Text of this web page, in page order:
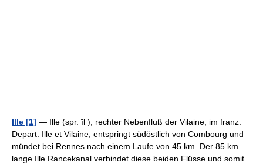
Ille [1] — Ille (spr. īl ), rechter Nebenfluß der Vilaine, im franz.
Depart. Ille et Vilaine, entspringt südöstlich von Combourg und
mündet bei Rennes nach einem Laufe von 45 km. Der 85 km
lange Ille Rancekanal verbindet diese beiden Flüsse und somit